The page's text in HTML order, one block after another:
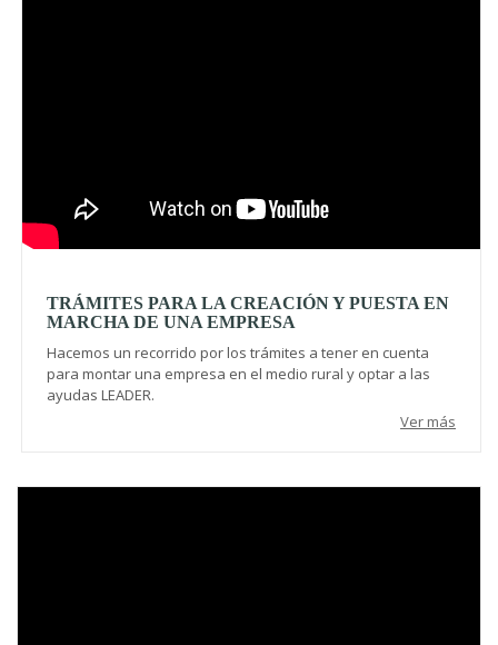
TRÁMITES PARA LA CREACIÓN Y PUESTA EN
MARCHA DE UNA EMPRESA
Hacemos un recorrido por los trámites a tener en cuenta
para montar una empresa en el medio rural y optar a las
ayudas LEADER.
Ver más